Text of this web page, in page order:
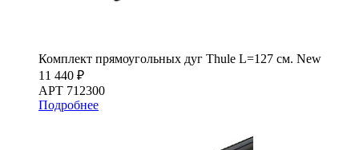
Комплект прямоугольных дуг Thule L=127 см. New
11 440 ₽
АРТ 712300
Подробнее